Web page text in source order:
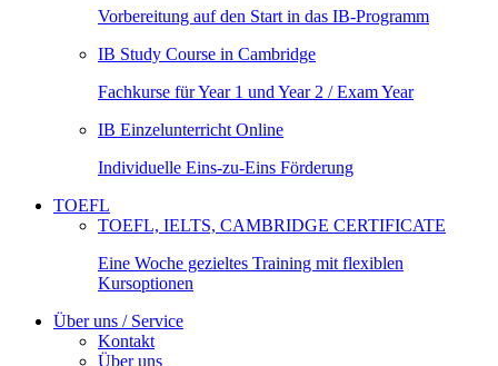
Vorbereitung auf den Start in das IB-Programm
IB Study Course in Cambridge
Fachkurse für Year 1 und Year 2 / Exam Year
IB Einzelunterricht Online
Individuelle Eins-zu-Eins Förderung
TOEFL
TOEFL, IELTS, CAMBRIDGE CERTIFICATE
Eine Woche gezieltes Training mit flexiblen
Kursoptionen
Über uns / Service
Kontakt
Über uns